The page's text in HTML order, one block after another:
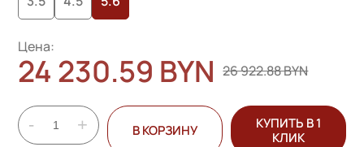
Цена:
24 230.59 BYN 26 922.88 BYN
- + В КОРЗИНУ
КУПИТЬ В 1
КЛИК